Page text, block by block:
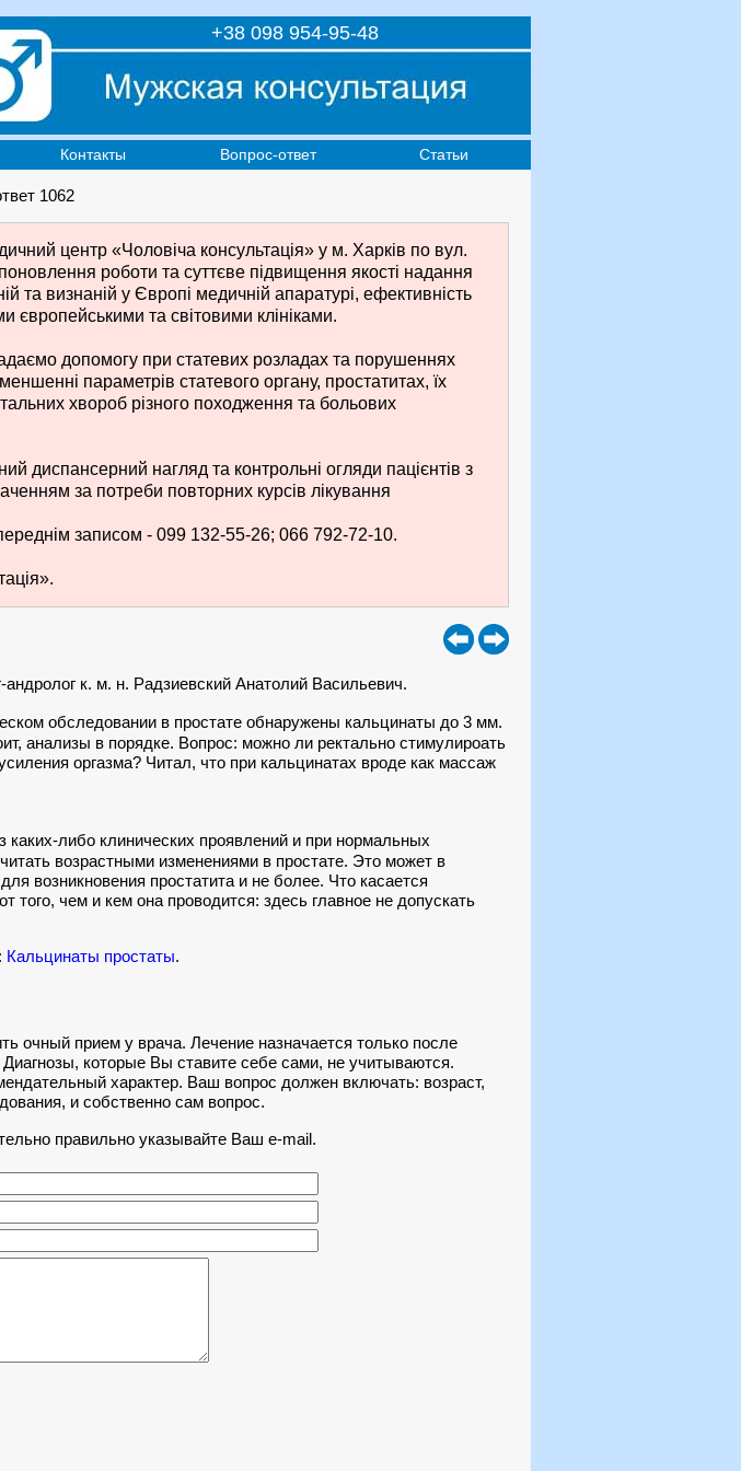
+38 098 954-95-48
Контакты Вопрос-ответ Статьи
1062
центр «Чоловіча консультація» у м. Харків по вул.
роботи та суттєве підвищення якості надання
та визнаній у Європі медичній апаратурі, ефективність
європейськими та світовими клініками.
допомогу при статевих розладах та порушеннях
параметрів статевого органу, простатитах, їх
хвороб різного походження та больових
диспансерний нагляд та контрольні огляди пацієнтів з
за потреби повторних курсів лікування
записом - 099 132-55-26; 066 792-72-10.
к. м. н. Радзиевский Анатолий Васильевич.
обследовании в простате обнаружены кальцинаты до 3 мм.
анализы в порядке. Вопрос: можно ли ректально стимулироать
оргазма? Читал, что при кальцинатах вроде как массаж
каких-либо клинических проявлений и при нормальных
возрастными изменениями в простате. Это может в
возникновения простатита и не более. Что касается
того, чем и кем она проводится: здесь главное не допускать
Кальцинаты простаты.
очный прием у врача. Лечение назначается только после
которые Вы ставите себе сами, не учитываются.
характер. Ваш вопрос должен включать: возраст,
и собственно сам вопрос.
правильно указывайте Ваш e-mail.